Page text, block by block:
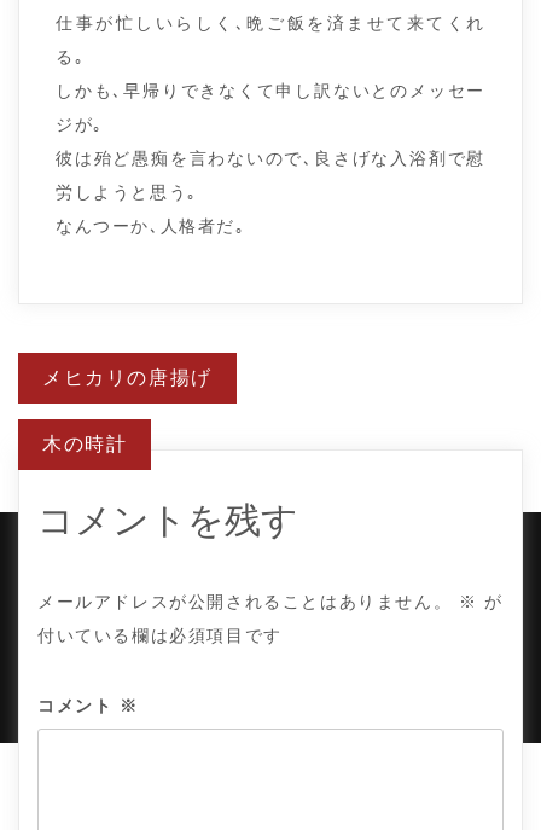
仕事が忙しいらしく､晩ご飯を済ませて来てくれ
る｡
しかも､早帰りできなくて申し訳ないとのメッセー
ジが｡
彼は殆ど愚痴を言わないので､良さげな入浴剤で慰
労しようと思う｡
なんつーか､人格者だ｡
投
稿
ナ
ビ
ゲ
ー
ョ
ン
メヒカリの唐揚げ
木の時計
コメントを残す
メールアドレスが公開されることはありません。 ※
が
付いている欄は必須項目です
コメント ※